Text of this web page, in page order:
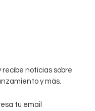
recibe noticias sobre
y más.